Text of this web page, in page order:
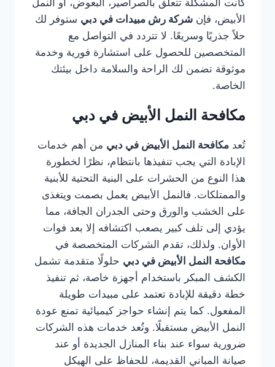
الأبيض، فإن شركة رش مبيدات في دبي ستوفر لك
حلاً جذريًا وسريعًا. لا تتردد في التواصل مع
المتخصصين للحصول على استشارة فورية وخدمة
موثوقة تضمن لك الراحة والسلامة داخل بيئتك
الخاصة.
مكافحة النمل الأبيض في دبي
تُعد مكافحة النمل الأبيض في دبي من أهم خدمات
الإبادة التي يجب تنفيذها بانتظام، نظرًا لخطورة
هذا النوع من الحشرات على البنية التحتية للأبنية
والممتلكات. فالنمل الأبيض يعمل بصمت ويتغذى
على الخشب والورق وحتى الجدران الجافة، مما
يؤدي إلى تلف كبير يصعب اكتشافه إلا بعد فوات
الأوان. ولذلك، تقدم الشركات المتخصصة في
مكافحة النمل الأبيض في دبي حلولًا متقدمة تشمل
الكشف المبكر باستخدام أجهزة خاصة، ثم تنفيذ
خطة دقيقة للإبادة تعتمد على مبيدات طويلة
المفعول. كما يتم إنشاء حواجز كيميائية تمنع عودة
النمل الأبيض مستقبلًا. وتُعد خدمات هذه الشركات
ضرورية سواء عند بناء المنازل الجديدة أو عند
صيانة المباني القديمة، للحفاظ على الهيكل